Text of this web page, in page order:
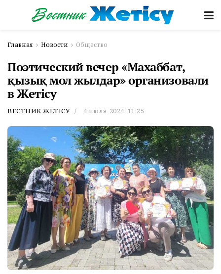
Главная Новости Общество
Поэтический вечер «Махаббат,
қызық мол жылдар» организовали
в Жетісу
ВЕСТНИК ЖЕТІСУ 4 июля 2024, 11:25